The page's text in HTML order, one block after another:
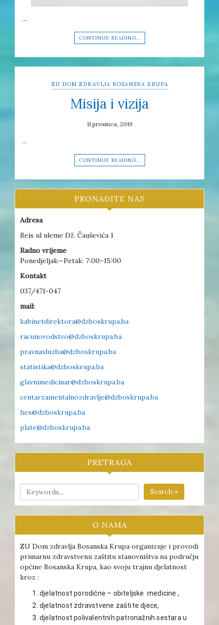
…
CONTINUE READING…
ZU DOM ZDRAVLJA BOSANSKA KRUPA
Misija i vizija
11 prosinca, 2019
…
CONTINUE READING…
PRONAĐITE NAS
Adresa
Reis ul uleme Dž. Čauševića 1
Radno vrijeme
Ponedjeljak—Petak: 7:00–15:00
Kontakt
037/471-047
mail:
kabinetdirektora@dzboskrupa.ba
racunovodstvo@dzboskrupa.ba
pravnasluzba@dzboskrupa.ba
statistika@dzboskrupa.ba
glavnimedicinar@dzboskrupa.ba
centarzamentalnozdravlje@dzboskrupa.ba
hes@dzboskrupa.ba
plate@dzboskrupa.ba
PRETRAGA
Search »
O NAMA
ZU Dom zdravlja Bosanska Krupa organizuje i provodi
primarnu zdravstvenu zaštitu stanovništva na području
općine Bosanska Krupa, kao svoju trajnu djelatnost
kroz :
djelatnost porodične – obiteljske medicine ,
djelatnost zdravstvene zaštite djece,
djelatnost polivalentnih patronažnih sestara u